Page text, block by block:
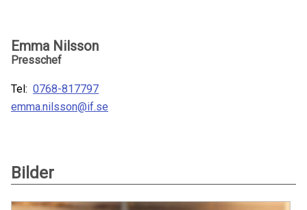
Emma Nilsson
Presschef
Tel: 0768-817797
emma.nilsson@if.se
Bilder